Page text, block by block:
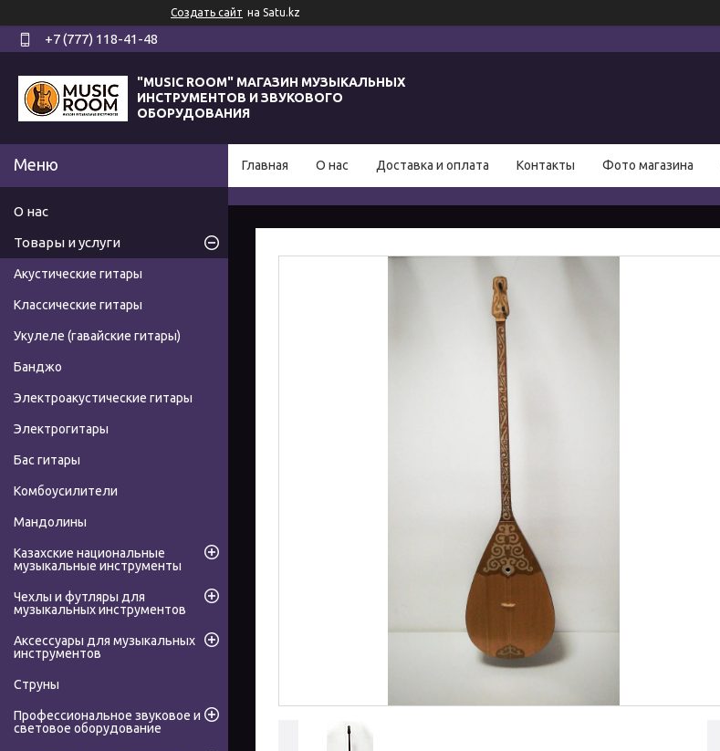
Создать сайт на Satu.kz
+7 (777) 118-41-48
"MUSIC ROOM" МАГАЗИН МУЗЫКАЛЬНЫХ
ИНСТРУМЕНТОВ И ЗВУКОВОГО
ОБОРУДОВАНИЯ
Главная О нас Доставка и оплата Контакты Фото магазина
О нас
Товары и услуги
Акустические гитары
Классические гитары
Укулеле (гавайские гитары)
Банджо
Электроакустические гитары
Электрогитары
Бас гитары
Комбоусилители
Мандолины
Казахские национальные
музыкальные инструменты
Чехлы и футляры для
музыкальных инструментов
Аксессуары для музыкальных
инструментов
Струны
Профессиональное звуковое и
световое оборудование